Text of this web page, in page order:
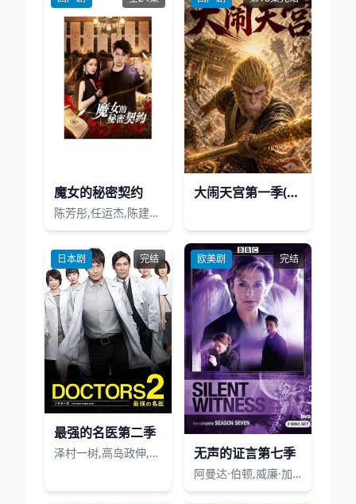
魔女的秘密契约
陈芳彤,任运杰,陈建宇,宋昭艺
大闹天宫第一季(AI剧)
日本剧 完结
最强的名医第二季
泽村一树,高岛政伸,比嘉爱未,黑川智花,宮地雅子,正名仆蔵,泷泽沙织,敦士,斉藤陽一郎,尾崎右宗,阿南敦子,藤原令子,小野武彦,伊藤兰,野际阳子
欧美剧 完结
无声的证言第七季
阿曼达·伯顿,威廉·加米那拉